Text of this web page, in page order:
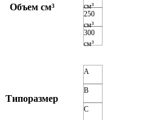
Объем см³
см³
250
см³
300
см³
Типоразмер
A
B
C